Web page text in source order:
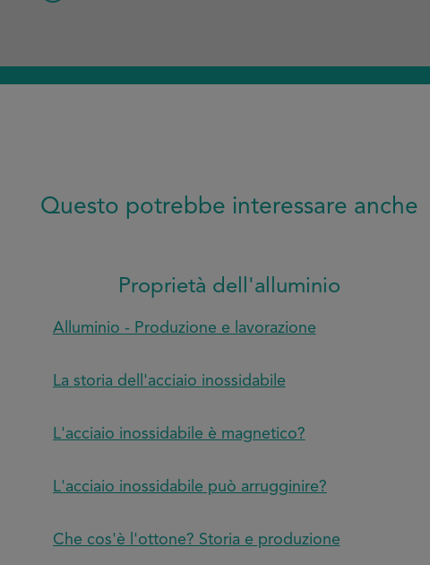
Questo potrebbe interessare anche
Proprietà dell'alluminio
Alluminio - Produzione e lavorazione
La storia dell'acciaio inossidabile
L'acciaio inossidabile è magnetico?
L'acciaio inossidabile può arrugginire?
Che cos'è l'ottone? Storia e produzione